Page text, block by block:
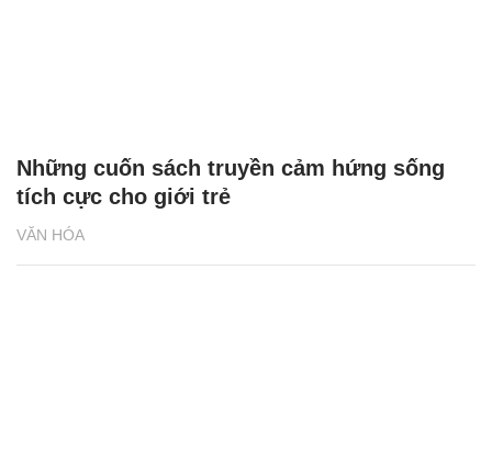
VĂN HÓA
Những cuốn sách truyền cảm hứng sống
tích cực cho giới trẻ